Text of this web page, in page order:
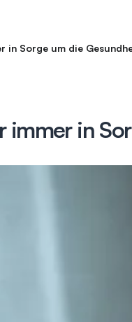
in Sorge um die
immer in